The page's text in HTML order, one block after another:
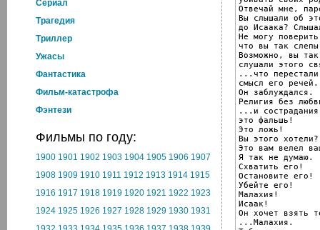
Cериал
Трагедия
Триллер
Ужасы
Фантастика
Фильм-катастрофа
Фэнтези
Фильмы по году:
1900 1901 1902 1903 1904 1905 1906 1907
1908 1909 1910 1911 1912 1913 1914 1915
1916 1917 1918 1919 1920 1921 1922 1923
1924 1925 1926 1927 1928 1929 1930 1931
Отвечай мне,
Вы слышали об
до Исаака?
Не могу
что вы так
Возможно, вы
слушали этого
...что перестали
смысл его речей.
Он заблуждался.
Религия без
...и
это фальшь!
Это ложь!
Вы этого хотели?
Это вам велел
Я так не думаю.
Схватить его!
Остановите его!
Убейте его!
Малахия!
Исаак!
Он хочет взять
...Малахия.